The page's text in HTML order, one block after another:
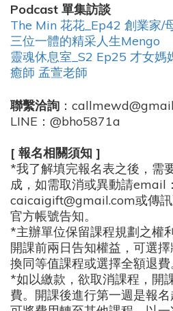
Podcast 單集訪談
The Min 花花_Ep42 創業家/
三位一體的精采人生Mengo
靈魂休息室_S2 Ep25 才女媽
癒師 孟萱老師
聯繫洽詢 ：
LINE：@bho5871a
[ 報名相關須知 ]
*我了解填完報名表之後，需
成，如需取消或異動請email：
caicaigift@gmail.com或傳
官方帳號告知。
*主辦單位保留課程規劃之權
開課前兩日告知權益，可選
換同等值課程或選擇全額退費
*如以繳款，欲取消課程，開
費。開課後進行第一週是報